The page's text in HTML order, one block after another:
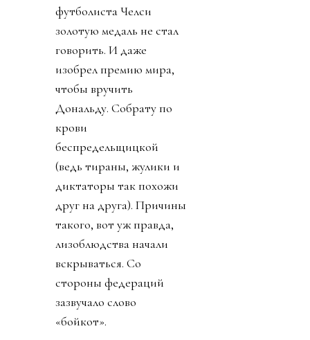
футболиста Челси
золотую медаль не стал
говорить. И даже
изобрел премию мира,
чтобы вручить
Дональду. Собрату по
крови
беспредельщицкой
(ведь тираны, жулики и
диктаторы так похожи
друг на друга). Причины
такого, вот уж правда,
лизоблюдства начали
вскрываться. Со
стороны федераций
зазвучало слово
«бойкот».